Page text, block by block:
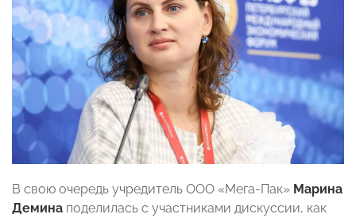
В свою очередь учредитель ООО «Мега-Пак» Марина
Демина поделилась с участниками дискуссии, как